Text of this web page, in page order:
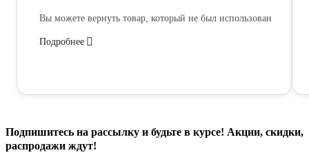
Вы можете вернуть товар, который не был использован
Подробнее
Подпишитесь на рассылку и будьте в курсе! Акции, скидки,
распродажи ждут!